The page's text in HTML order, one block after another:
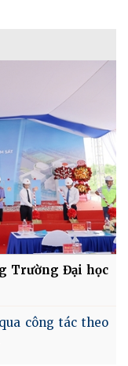
Trường Đại học
công tác theo